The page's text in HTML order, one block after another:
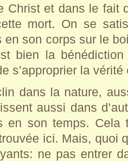
Christ et dans le fait
mort. On se
en son corps sur le
bien la
s’approprier la
dans la nature,
aussi dans
en son temps. Cela
ici. Mais, quoi
ne pas entrer